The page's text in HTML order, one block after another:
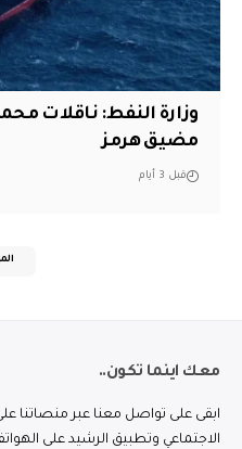
وزارة النفط: ناقلات
مضيق هرمز
قبل 3 أيام
معك اينما تكون..
ابقى على تواصل معنا عبر منصاتنا
الاجتماعي وتطبيق الرشيد على